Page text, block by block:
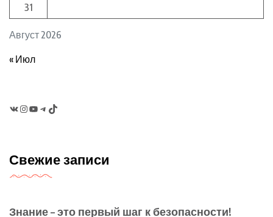
Август 2026
31
« Июл
Instagram
YouTubeTelegram
TikTok
Свежие записи
Знание – это первый шаг к безопасности!